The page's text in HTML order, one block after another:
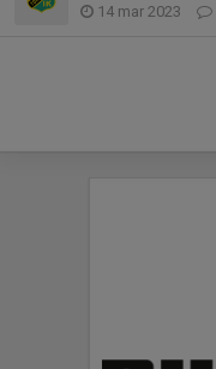
14 mar 2023